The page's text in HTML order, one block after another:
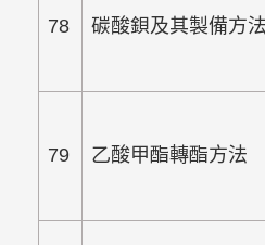
78 碳酸鋇及其製備方法
79 乙酸甲酯轉酯方法